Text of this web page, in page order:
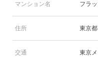
マンション名 フラ
住所 東京
交通
東京